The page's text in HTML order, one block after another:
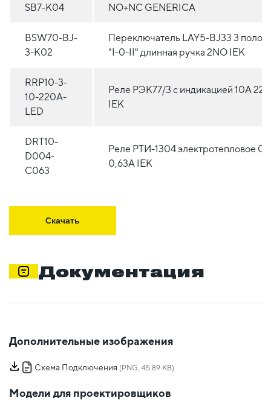
SB7-K04
NO+NC GENERICA
BSW70-BJ-
3-K02
Переключатель LAY5-BJ33 3
"I-0-II" длинная ручка 2NO IEK
RRP10-3-
10-220A-
LED
Реле РЭК77/3 с индикацией 10А
IEK
DRT10-
D004-
C063
Реле РТИ-1304 электротепловое
0,63А IEK
Скачать
Документация
Дополнительные изображения
Схема Подключения (PNG, 45.89 KB)
Модели для проектировщиков